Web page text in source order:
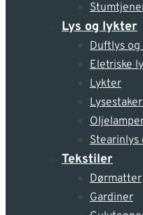
Lys og lykter
Duftlys
Eletriske
Lykter
Stearinlys
Tekstiler
Dørmatter
Gardiner